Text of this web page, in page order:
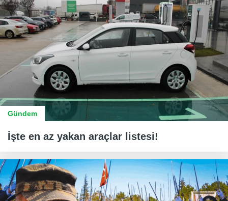
Gündem
İşte en az yakan araçlar listesi!